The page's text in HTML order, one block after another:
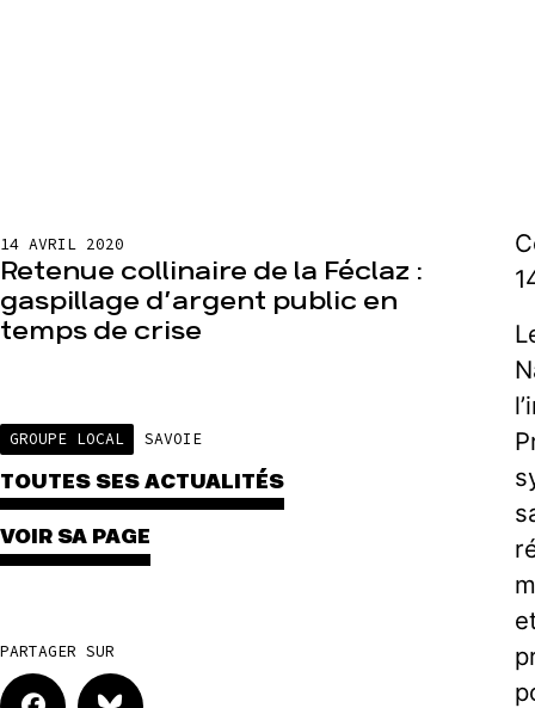
14 AVRIL 2020
Retenue collinaire de la Féclaz :
gaspillage d’argent public en
temps de crise
GROUPE LOCAL SAVOIE
TOUTES SES ACTUALITÉS
VOIR SA PAGE
PARTAGER SUR